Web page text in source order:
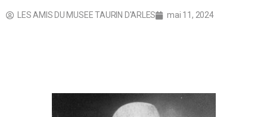
LES AMIS DU MUSEE TAURIN D'ARLES mai 11, 2024